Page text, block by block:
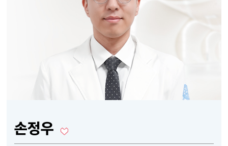
손정우